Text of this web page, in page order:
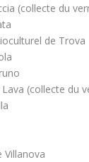
(collecte du
de Trova
Lava (collecte du
Villanova